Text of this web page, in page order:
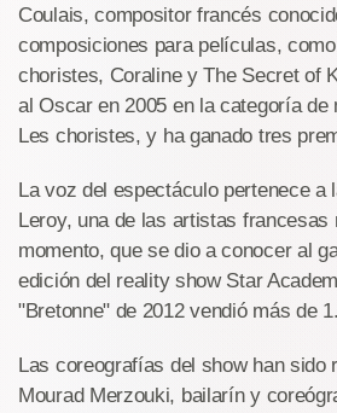
Coulais, compositor francés
composiciones para películas,
choristes, Coraline y The Secret of
al Oscar en 2005 en la categoría de
Les choristes, y ha ganado tres
La voz del espectáculo pertenece a
Leroy, una de las artistas francesas
momento, que se dio a conocer al
edición del reality show Star
"Bretonne" de 2012 vendió más de
Las coreografías del show han sido
Mourad Merzouki, bailarín y